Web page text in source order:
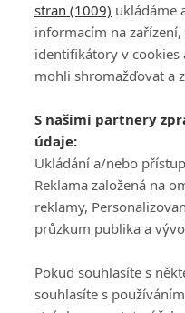
stran (1009) ukládáme
informacím na
identifikátory v cookies
mohli shromažďovat a
S našimi partnery
údaje:
Ukládání a/nebo
Reklama založená na
reklamy,
průzkum publika a
Pokud souhlasíte s
souhlasíte s
Všeobecné obchodní
podmínky služby
GolfExtra.cz Premium
Podmínky zpracování
osobních údajů při
GolfExtra
Ceník GolfExtra.cz